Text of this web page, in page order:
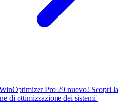
WinOptimizer Pro 29 nuovo! Scopri la
di ottimizzazione dei sistemi!